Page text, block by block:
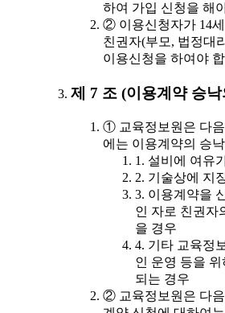
하여 가입 신청을 해
② 이용신청자가 14
친권자(부모, 법정대
이용신청을 하여야
제 7 조 (이용계약 승
① 교육정보원은 다
에는 이용계약의 승
1. 설비에 여유
2. 기술상에 지
3. 이용계약을
인 자로 친권자
을 경우
4. 기타 교육정
인 운영 등을
되는 경우
② 교육정보원은 다